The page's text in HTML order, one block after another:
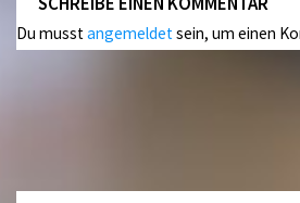
Du musstangemeldet sein, um einen